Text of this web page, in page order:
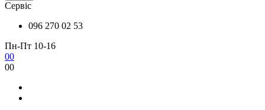
Сервіс
096 270 02 53
Пн-Пт 10-16
00
00